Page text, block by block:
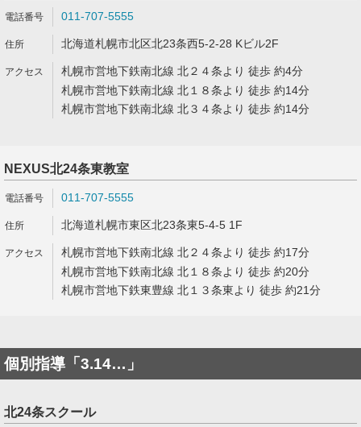
011-707-5555
北海道札幌市北区北23条西5-2-28 Kビル2F
札幌市営地下鉄南北線 北２４条より 徒歩 約4分
札幌市営地下鉄南北線 北１８条より 徒歩 約14分
札幌市営地下鉄南北線 北３４条より 徒歩 約14分
NEXUS北24条東教室
011-707-5555
北海道札幌市東区北23条東5-4-5 1F
札幌市営地下鉄南北線 北２４条より 徒歩 約17分
札幌市営地下鉄南北線 北１８条より 徒歩 約20分
札幌市営地下鉄東豊線 北１３条東より 徒歩 約21分
個別指導「3.14…」
北24条スクール